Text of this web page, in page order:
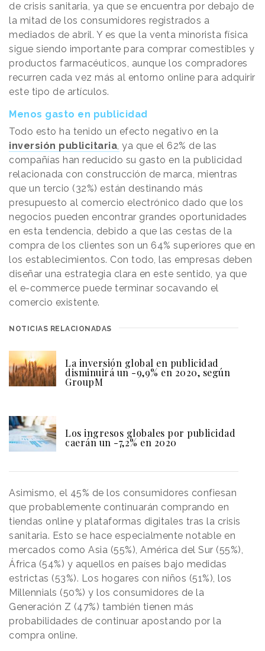
de crisis sanitaria, ya que se encuentra por debajo de
la mitad de los consumidores registrados a
mediados de abril. Y es que la venta minorista física
sigue siendo importante para comprar comestibles y
productos farmacéuticos, aunque los compradores
recurren cada vez más al entorno online para adquirir
este tipo de artículos.
Menos gasto en publicidad
Todo esto ha tenido un efecto negativo en la
inversión publicitaria, ya que el 62% de las
compañías han reducido su gasto en la publicidad
relacionada con construcción de marca, mientras
que un tercio (32%) están destinando más
presupuesto al comercio electrónico dado que los
negocios pueden encontrar grandes oportunidades
en esta tendencia, debido a que las cestas de la
compra de los clientes son un 64% superiores que en
los establecimientos. Con todo, las empresas deben
diseñar una estrategia clara en este sentido, ya que
el e-commerce puede terminar socavando el
comercio existente.
NOTICIAS RELACIONADAS
La inversión global en publicidad
disminuirá un -9,9% en 2020, según
GroupM
Los ingresos globales por publicidad
caerán un -7,2% en 2020
Asimismo, el 45% de los consumidores confiesan
que probablemente continuarán comprando en
tiendas online y plataformas digitales tras la crisis
sanitaria. Esto se hace especialmente notable en
mercados como Asia (55%), América del Sur (55%),
África (54%) y aquellos en países bajo medidas
estrictas (53%). Los hogares con niños (51%), los
Millennials (50%) y los consumidores de la
Generación Z (47%) también tienen más
probabilidades de continuar apostando por la
compra online.